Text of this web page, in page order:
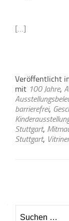
[…]
Veröffentlicht
mit 100 Jahre,
barrierefrei,
Stuttgart,
Stuttgart,